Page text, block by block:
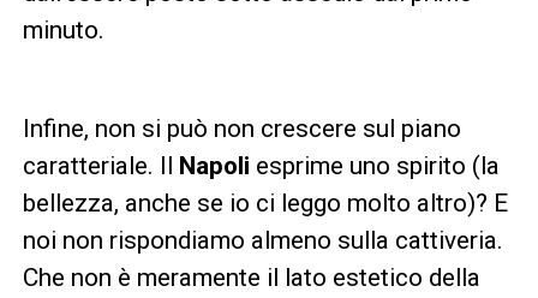
minuto.
Infine, non si può non crescere sul piano
caratteriale. Il Napoli esprime uno spirito (la
bellezza, anche se io ci leggo molto altro)? E
noi non rispondiamo almeno sulla cattiveria.
Che non è meramente il lato estetico della